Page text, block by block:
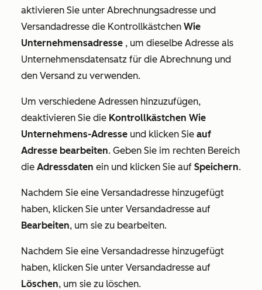
aktivieren Sie unter Abrechnungsadresse und
Versandadresse die Kontrollkästchen Wie
Unternehmensadresse , um dieselbe Adresse als
Unternehmensdatensatz für die Abrechnung und
den Versand zu verwenden.
Um verschiedene Adressen hinzuzufügen,
deaktivieren Sie die Kontrollkästchen Wie
Unternehmens-Adresse und klicken Sie auf
Adresse bearbeiten. Geben Sie im rechten Bereich
die Adressdaten ein und klicken Sie auf Speichern.
Nachdem Sie eine Versandadresse hinzugefügt
haben, klicken Sie unter Versandadresse auf
Bearbeiten, um sie zu bearbeiten.
Nachdem Sie eine Versandadresse hinzugefügt
haben, klicken Sie unter Versandadresse auf
Löschen, um sie zu löschen.